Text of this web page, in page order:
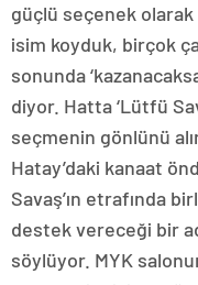
güçlü seçenek
isim koyduk, birçok
sonunda
diyor. Hatta ‘Lütfü
seçmenin gönlünü
Hatay’daki kanaat
Savaş’ın etrafında
destek vereceği bir
söylüyor. MYK